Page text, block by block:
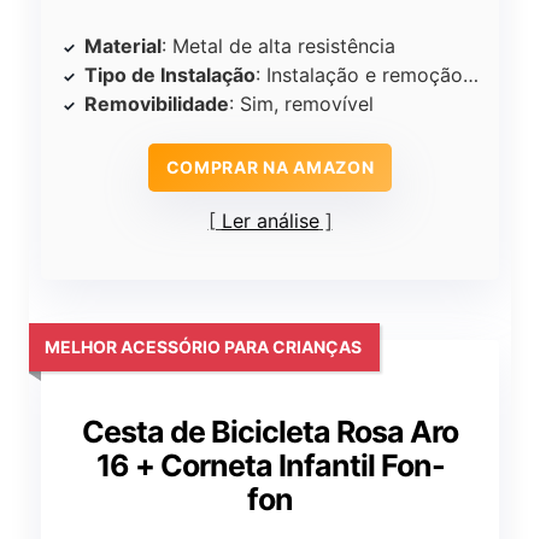
Material: Metal de alta resistência
Tipo de Instalação: Instalação e remoção rápidas
Removibilidade: Sim, removível
COMPRAR NA AMAZON
Ler análise
Cesta de Bicicleta Rosa Aro
16 + Corneta Infantil Fon-
fon
MELHOR ACESSÓRIO PARA CRIANÇAS